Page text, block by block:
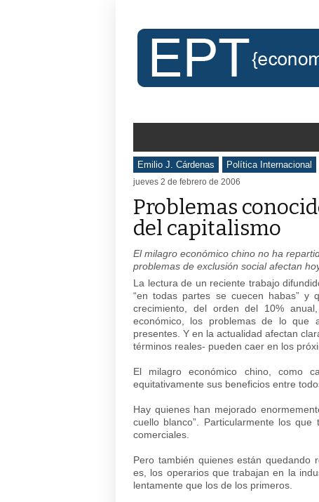
Emilio J. Cárdenas Política Internacional
jueves 2 de febrero de 2006
Problemas
del capitalismo
El milagro económico chino no ha
problemas de exclusión social afectan
La lectura de un reciente trabajo
“en todas partes se cuecen habas” y
crecimiento, del orden del 10%
económico, los problemas de lo que
presentes. Y en la actualidad afectan
términos reales- pueden caer en los
El milagro económico chino, como
equitativamente sus beneficios entre
Hay quienes han mejorado
cuello blanco”. Particularmente los
comerciales.
Pero también quienes están quedando
es, los operarios que trabajan en la
lentamente que los de los primeros.